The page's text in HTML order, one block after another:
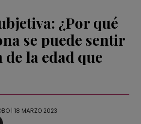
¿Por qué
se puede sentir
de la edad que
| 18 MARZO 2023